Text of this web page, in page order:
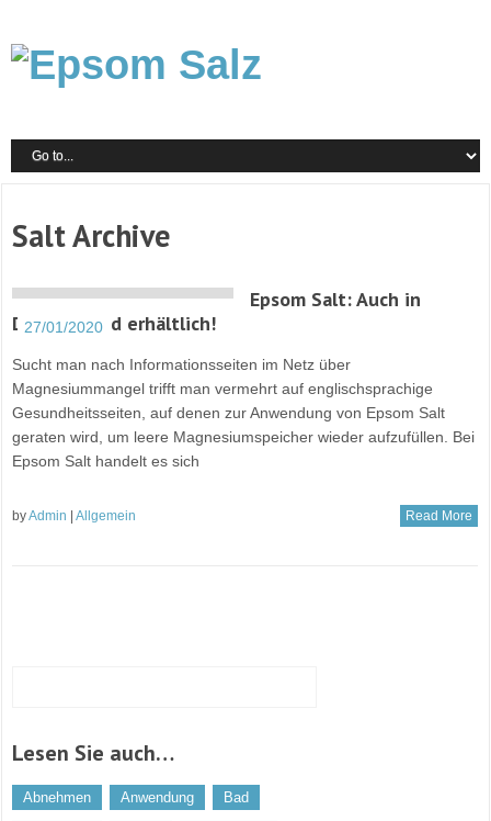
Salt Archive
27/01/2020
Epsom Salt: Auch in
Deutschland erhältlich!
Sucht man nach Informationsseiten im Netz über
Magnesiummangel trifft man vermehrt auf englischsprachige
Gesundheitsseiten, auf denen zur Anwendung von Epsom Salt
geraten wird, um leere Magnesiumspeicher wieder aufzufüllen. Bei
Epsom Salt handelt es sich
byAdmin |Allgemein Read More
Lesen Sie auch…
Abnehmen Anwendung Bad